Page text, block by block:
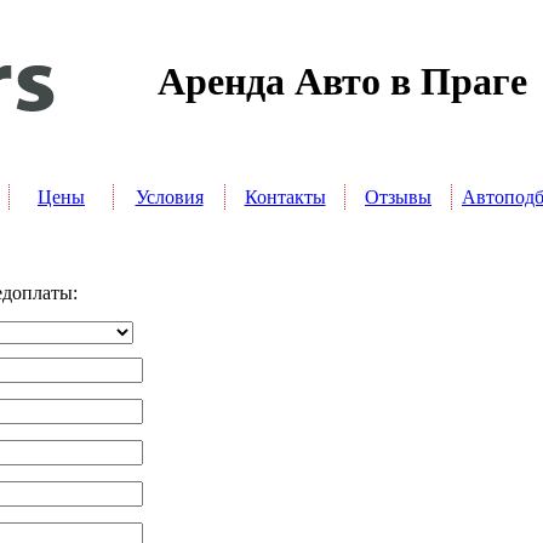
Аренда Авто в Праге
Цены Условия Контакты Отзывы